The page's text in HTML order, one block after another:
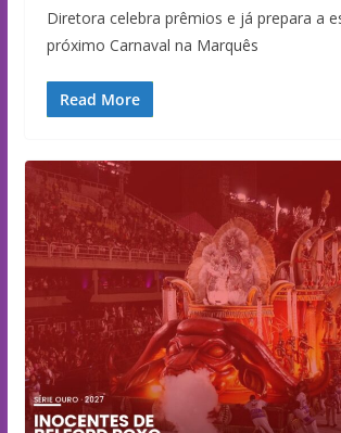
Diretora celebra prêmios e já prepara a
próximo Carnaval na Marquês
Read More